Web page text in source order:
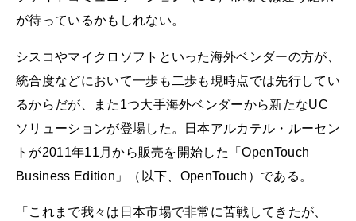
が待っているかもしれない。
シスコやマイクロソフトといった海外ベンダーの方が、
統合度などにおいて一歩も二歩も現時点では先行してい
るからだが、また1つ大手海外ベンダーから新たなUC
ソリューションが登場した。日本アルカテル・ルーセン
トが2011年11月から販売を開始した「OpenTouch
Business Edition」（以下、OpenTouch）である。
「これまで我々は日本市場で非常に苦戦してきたが、